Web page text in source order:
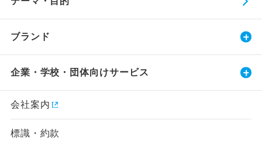
ブランド
企業・学校・団体向けサービス
会社案内
標識・約款